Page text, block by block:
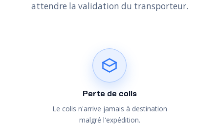
attendre la validation du transporteur.
Perte de colis
Le colis n'arrive jamais à destination
malgré l'expédition.